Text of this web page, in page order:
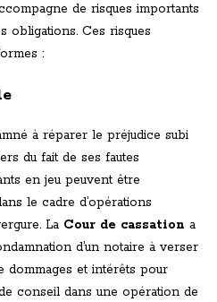
de risques importants
obligations. Ces risques
:
à réparer le préjudice subi
du fait de ses fautes
en jeu peuvent être
le cadre d’opérations
La Cour de cassation a
d’un notaire à verser
dommages et intérêts pour
conseil dans une opération de